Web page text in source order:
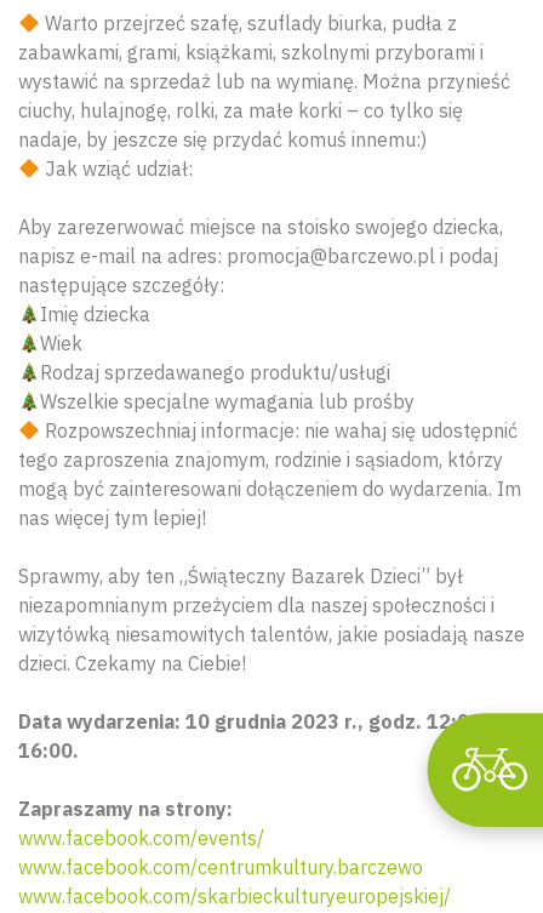
Warto przejrzeć szafę, szuflady biurka, pudła z
zabawkami, grami, książkami, szkolnymi przyborami i
wystawić na sprzedaż lub na wymianę. Można przynieść
ciuchy, hulajnogę, rolki, za małe korki – co tylko się
nadaje, by jeszcze się przydać komuś innemu:)
Jak wziąć udział:
Aby zarezerwować miejsce na stoisko swojego dziecka,
napisz e-mail na adres: promocja@barczewo.pl i podaj
następujące szczegóły:
Imię dziecka
Wiek
Rodzaj sprzedawanego produktu/usługi
Wszelkie specjalne wymagania lub prośby
Rozpowszechniaj informacje: nie wahaj się udostępnić
tego zaproszenia znajomym, rodzinie i sąsiadom, którzy
mogą być zainteresowani dołączeniem do wydarzenia. Im
nas więcej tym lepiej!
Sprawmy, aby ten „Świąteczny Bazarek Dzieci” był
niezapomnianym przeżyciem dla naszej społeczności i
wizytówką niesamowitych talentów, jakie posiadają nasze
dzieci. Czekamy na Ciebie!
Data wydarzenia: 10 grudnia 2023 r., godz. 12:00. –
16:00.
Zapraszamy na strony:
www.facebook.com/events/
www.facebook.com/centrumkultury.barczewo
www.facebook.com/skarbieckulturyeuropejskiej/